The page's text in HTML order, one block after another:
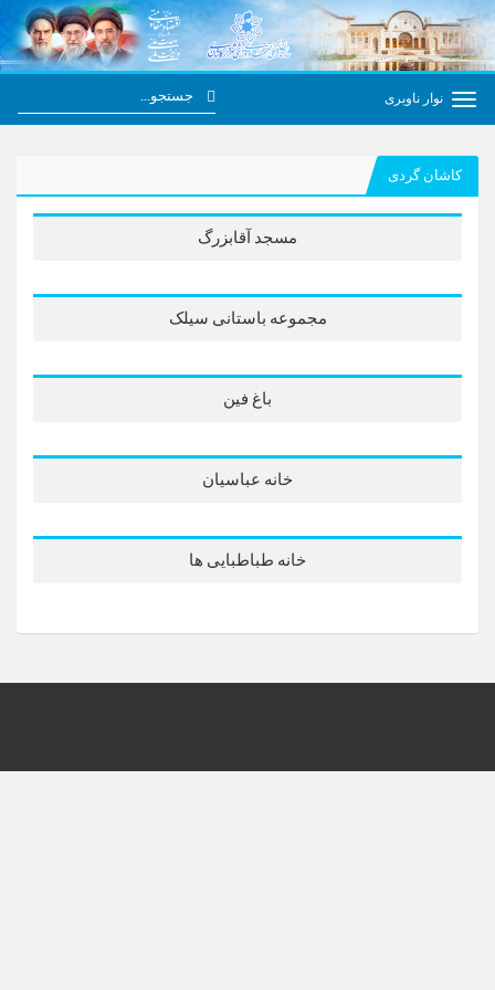
نوار ناوبری
کاشان گردی
مسجد آقابزرگ
مجموعه باستانی سیلک
باغ فین
خانه عباسیان
خانه طباطبایی ها